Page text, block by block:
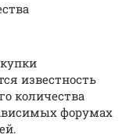
известность
количества
форумах